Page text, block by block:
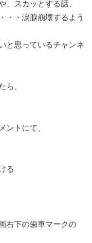
スカッとする話、
・・涙腺崩壊するよう
と思っているチャンネ
ら、
ントにて、
る
右下の歯車マークの